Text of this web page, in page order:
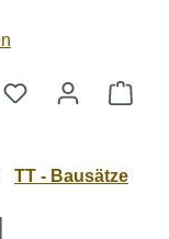
TT - Bausätze